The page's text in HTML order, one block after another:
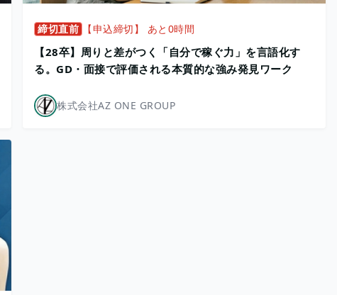
締切直前 【申込締切】 あと0時間
【28卒】周りと差がつく「自分で稼ぐ力」を言語化す
る。GD・面接で評価される本質的な強み発見ワーク
株式会社AZ ONE GROUP